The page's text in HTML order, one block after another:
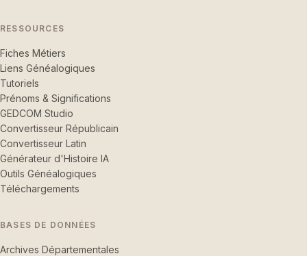
RESSOURCES
Fiches Métiers
Liens Généalogiques
Tutoriels
Prénoms & Significations
GEDCOM Studio
Convertisseur Républicain
Convertisseur Latin
Générateur d'Histoire IA
Outils Généalogiques
Téléchargements
BASES DE DONNÉES
Archives Départementales